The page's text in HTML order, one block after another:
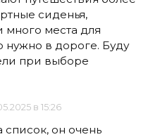
сиденья,
много места для
нужно в дороге. Буду
при выборе
в 15:26
список, он очень